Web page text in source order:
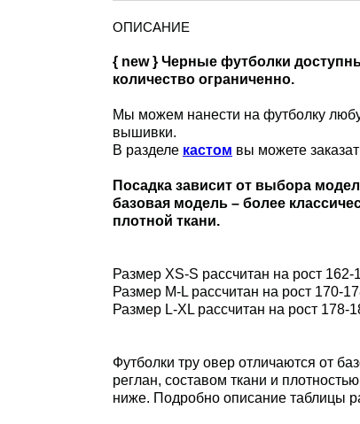
ОПИСАНИЕ
{ new } Черные футболки
количество ограниченно.
Мы можем нанести на футболку
вышивки.
В разделе кастом вы можете
Посадка зависит от выбора
базовая модель – более
плотной ткани.
Размер XS-S рассчитан на рост 162-
Размер M-L рассчитан на рост 170-
Размер L-XL рассчитан на рост 178-
Футболки тру овер отличаются от
реглан, составом ткани и
ниже. Подробно описание таблицы